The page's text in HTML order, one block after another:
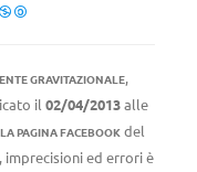
GRAVITAZIONALE,
il 02/04/2013alle
PAGINA FACEBOOKdel
imprecisioni ed errori è